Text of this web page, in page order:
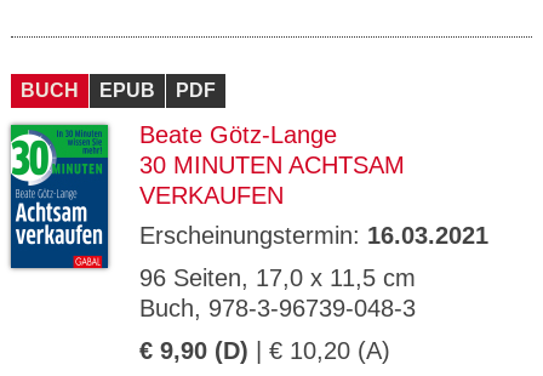
BUCH EPUB PDF
Beate Götz-Lange
30 MINUTEN ACHTSAM
VERKAUFEN
Erscheinungstermin: 16.03.2021
96 Seiten, 17,0 x 11,5 cm
Buch, 978-3-96739-048-3
€ 9,90 (D) | € 10,20 (A)